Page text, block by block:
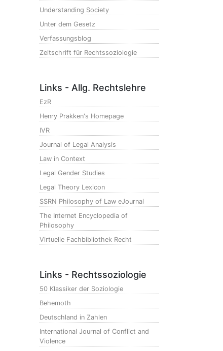
Understanding Society
Unter dem Gesetz
Verfassungsblog
Zeitschrift für Rechtssoziologie
Links - Allg. Rechtslehre
EzR
Henry Prakken's Homepage
IVR
Journal of Legal Analysis
Law in Context
Legal Gender Studies
Legal Theory Lexicon
SSRN Philosophy of Law eJournal
The Internet Encyclopedia of
Philosophy
Virtuelle Fachbibliothek Recht
Links - Rechtssoziologie
50 Klassiker der Soziologie
Behemoth
Deutschland in Zahlen
International Journal of Conflict and
Violence